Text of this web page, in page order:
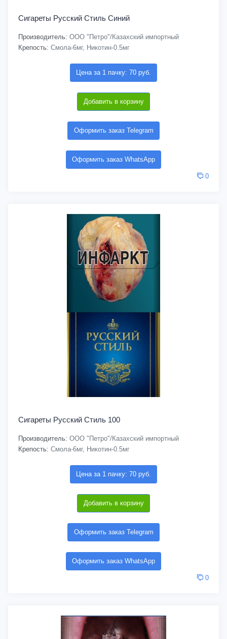
Сигареты Русский Стиль Синий
Производитель: ООО "Петро"/Казахский импортный
Крепость: Смола-6мг, Никотин-0.5мг
Цена за 1 пачку: 70 руб.
Добавить в корзину
Оформить заказ Telegram
Оформить заказ WhatsApp
0
Сигареты Русский Стиль 100
Производитель: ООО "Петро"/Казахский импортный
Крепость: Смола-6мг, Никотин-0.5мг
Цена за 1 пачку: 70 руб.
Добавить в корзину
Оформить заказ Telegram
Оформить заказ WhatsApp
0